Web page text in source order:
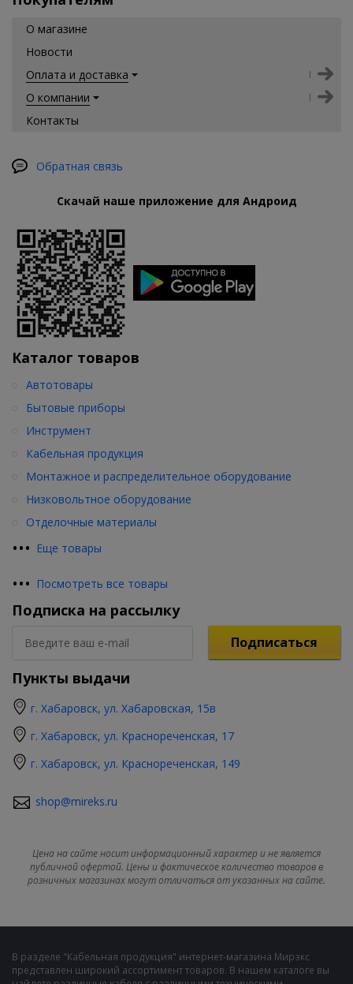
О магазине
Новости
Оплата и доставка
О компании
Контакты
Обратная связь
Скачай наше приложение для Андроид
Каталог товаров
••• Еще товары
Автотовары
Бытовые приборы
Инструмент
Кабельная продукция
Монтажное и распределительное оборудование
Низковольтное оборудование
Отделочные материалы
••• Посмотреть все товары
Подписка на рассылку
Подписаться
Пункты выдачи
г. Хабаровск, ул. Хабаровская, 15в
г. Хабаровск, ул. Краснореченская, 17
г. Хабаровск, ул. Краснореченская, 149
shop@mireks.ru
Цена на сайте носит информационный характер и не является
публичной офертой. Цены и фактическое количество товаров в
розничных магазинах могут отличаться от указанных на сайте.
В разделе "Кабельная продукция" интернет-магазина Мирэкс
представлен широкий ассортимент товаров. В нашем каталоге вы